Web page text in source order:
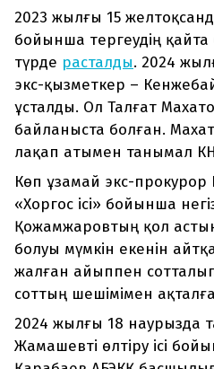
2023 жылғы 15
бойынша тергеудің
түрде расталды. 2024
экс-қызметкер –
ұсталды. Ол Талғат
байланыста болған.
лақап атымен танымал
Көп ұзамай экс-прокурор
«Хоргос ісі» бойынша
Қожамжаровтың қол
болуы мүмкін екенін
жалған айыппен
соттың шешімімен
2024 жылғы 18 наурызда
Жамашевті өлтіру ісі